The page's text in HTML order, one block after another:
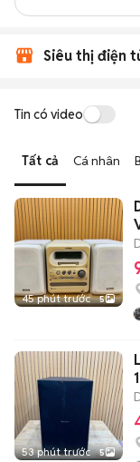
Siêu thị điện
Tin có video
Tất cả Cá nhân
45 phút trước 5
53 phút trước 5